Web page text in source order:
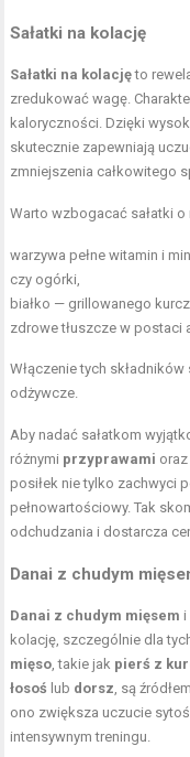
Sałatki na kolację
Sałatki na kolacjęto
zredukować wagę.
kaloryczności. Dzięki
skutecznie zapewniają
zmniejszenia całkowitego
Warto wzbogacać sałatki o
warzywa pełne witamin i
czy ogórki,
białko — grillowanego
zdrowe tłuszcze w postaci
Włączenie tych
odżywcze.
Aby nadać sałatkom
różnymi przyprawami oraz
posiłek nie tylko zachwyci
pełnowartościowy. Tak
odchudzania i dostarcza
Danai z chudym
Danai z chudym mięsem i
kolację, szczególnie dla
mięso , takie jak pierś z
łosoś lub dorsz , są źródłem
ono zwiększa uczucie
intensywnym treningu.